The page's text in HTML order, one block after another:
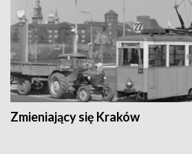
Zmieniający się Kraków